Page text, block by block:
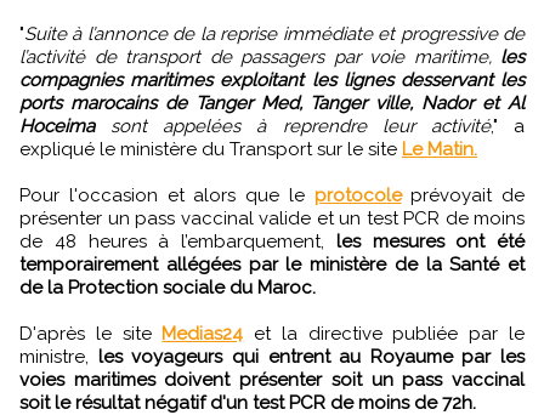
"Suite à l’annonce de la reprise immédiate et progressive de
l’activité de transport de passagers par voie maritime, les
compagnies maritimes exploitant les lignes desservant les
ports marocains de Tanger Med, Tanger ville, Nador et Al
Hoceimasont appelées à reprendre leur activité," a
expliqué le ministère du Transport sur le site Le Matin.
Pour l'occasion et alors que le protocoleprévoyait de
présenter un pass vaccinal valide et un test PCR de moins
de 48 heures à l’embarquement, les mesures ont été
temporairement allégées par le ministère de la Santé et
de la Protection sociale du Maroc.
D'après le site Medias24 et la directive publiée par le
ministre, les voyageurs qui entrent au Royaume par les
voies maritimes doivent présenter soit un pass vaccinal
soit le résultat négatif d'un test PCR de moins de 72h.